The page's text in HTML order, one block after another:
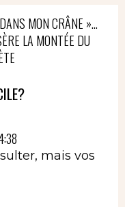
MON CRÂNE »…
LA MONTÉE DU
mais vos